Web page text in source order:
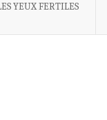
YEUX FERTILES